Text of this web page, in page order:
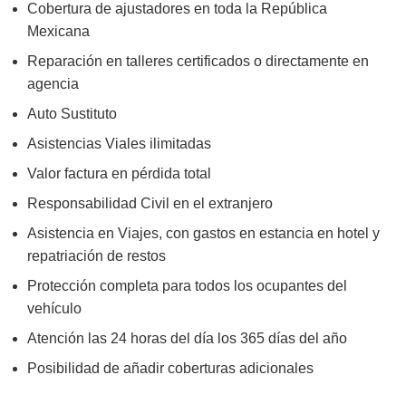
Cobertura de ajustadores en toda la República
Mexicana
Reparación en talleres certificados o directamente en
agencia
Auto Sustituto
Asistencias Viales ilimitadas
Valor factura en pérdida total
Responsabilidad Civil en el extranjero
Asistencia en Viajes, con gastos en estancia en hotel y
repatriación de restos
Protección completa para todos los ocupantes del
vehículo
Atención las 24 horas del día los 365 días del año
Posibilidad de añadir coberturas adicionales